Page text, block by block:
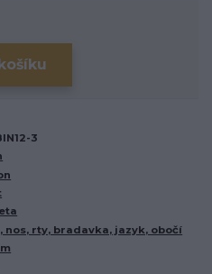
3
nos, rty, bradavka, jazyk, obočí